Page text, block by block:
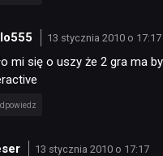
13 stycznia 2010 o 17:17
mi się o uszy że 2 gra ma
13 stycznia 2010 o 17:17